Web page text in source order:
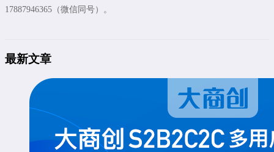
17887946365（微信同号）。
最新文章